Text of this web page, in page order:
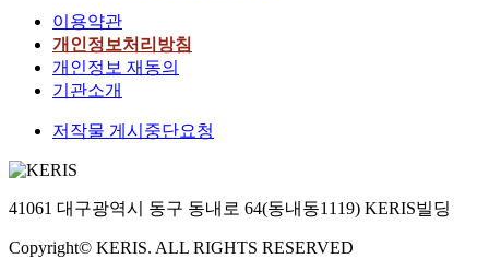
이용약관
개인정보처리방침
개인정보 재동의
기관소개
저작물 게시중단요청
41061 대구광역시 동구 동내로 64(동내동1119) KERIS빌딩
Copyright© KERIS. ALL RIGHTS RESERVED